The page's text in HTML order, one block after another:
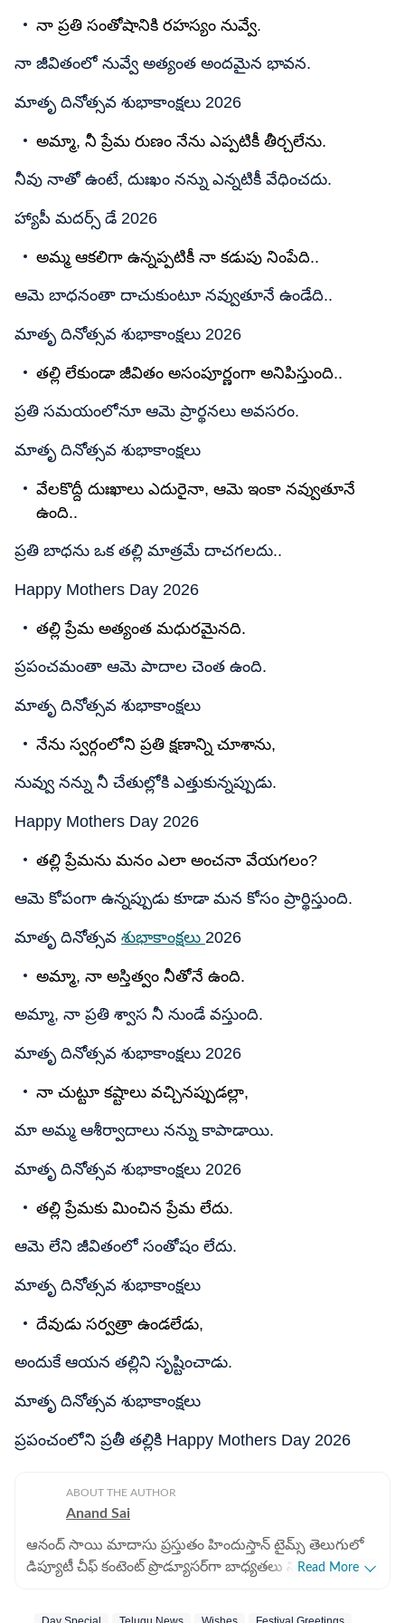
నా ప్రతి సంతోషానికి రహస్యం నువ్వే.
నా జీవితంలో నువ్వే అత్యంత అందమైన భావన.
మాతృ దినోత్సవ శుభాకాంక్షలు 2026
అమ్మా, నీ ప్రేమ రుణం నేను ఎప్పటికీ తీర్చలేను.
నీవు నాతో ఉంటే, దుఃఖం నన్ను ఎన్నటికీ వేధించదు.
హ్యాపీ మదర్స్ డే 2026
అమ్మ ఆకలిగా ఉన్నప్పటికీ నా కడుపు నింపేది..
ఆమె బాధనంతా దాచుకుంటూ నవ్వుతూనే ఉండేది..
మాతృ దినోత్సవ శుభాకాంక్షలు 2026
తల్లి లేకుండా జీవితం అసంపూర్ణంగా అనిపిస్తుంది..
ప్రతి సమయంలోనూ ఆమె ప్రార్థనలు అవసరం.
మాతృ దినోత్సవ శుభాకాంక్షలు
వేలకొద్దీ దుఃఖాలు ఎదురైనా, ఆమె ఇంకా నవ్వుతూనే
ఉంది..
ప్రతి బాధను ఒక తల్లి మాత్రమే దాచగలదు..
Happy Mothers Day 2026
తల్లి ప్రేమ అత్యంత మధురమైనది.
ప్రపంచమంతా ఆమె పాదాల చెంత ఉంది.
మాతృ దినోత్సవ శుభాకాంక్షలు
నేను స్వర్గంలోని ప్రతి క్షణాన్ని చూశాను,
నువ్వు నన్ను నీ చేతుల్లోకి ఎత్తుకున్నప్పుడు.
Happy Mothers Day 2026
తల్లి ప్రేమను మనం ఎలా అంచనా వేయగలం?
ఆమె కోపంగా ఉన్నప్పుడు కూడా మన కోసం ప్రార్థిస్తుంది.
మాతృ దినోత్సవ శుభాకాంక్షలు 2026
అమ్మా, నా అస్తిత్వం నీతోనే ఉంది.
అమ్మా, నా ప్రతి శ్వాస నీ నుండే వస్తుంది.
మాతృ దినోత్సవ శుభాకాంక్షలు 2026
నా చుట్టూ కష్టాలు వచ్చినప్పుడల్లా,
మా అమ్మ ఆశీర్వాదాలు నన్ను కాపాడాయి.
మాతృ దినోత్సవ శుభాకాంక్షలు 2026
తల్లి ప్రేమకు మించిన ప్రేమ లేదు.
ఆమె లేని జీవితంలో సంతోషం లేదు.
మాతృ దినోత్సవ శుభాకాంక్షలు
దేవుడు సర్వత్రా ఉండలేడు,
అందుకే ఆయన తల్లిని సృష్టించాడు.
మాతృ దినోత్సవ శుభాకాంక్షలు
ప్రపంచంలోని ప్రతీ తల్లికి Happy Mothers Day 2026
ABOUT THE AUTHOR
Anand Sai
ఆనంద్ సాయి మాదాసు ప్రస్తుతం హిందుస్తాన్ టైమ్స్ తెలుగులో
డిప్యూటీ చీఫ్ కంటెంట్ ప్రొడ్యూసర్‌గా బాధ్యతలు నిర్వర్తిస్తున్నారు.
Read More